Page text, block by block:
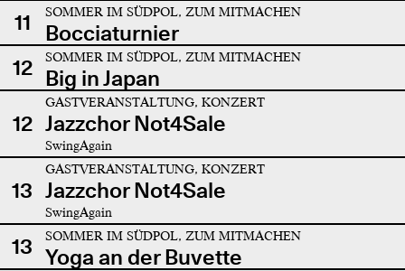
11 SOMMER IM SÜDPOL, ZUM MITMACHEN
Bocciaturnier
12
SOMMER IM SÜDPOL, ZUM MITMACHEN
Big in Japan
12
GASTVERANSTALTUNG, KONZERT
Jazzchor Not4Sale
SwingAgain
13
GASTVERANSTALTUNG, KONZERT
Jazzchor Not4Sale
SwingAgain
13 SOMMER IM SÜDPOL, ZUM MITMACHEN
Yoga an der Buvette